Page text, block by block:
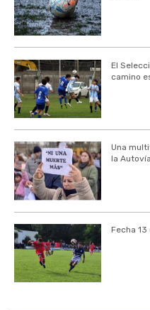
El
camino
Una
la
Fecha